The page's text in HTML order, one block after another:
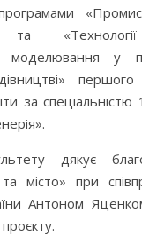
та
моделювання у
першого
за
дякує
місто» при
Антоном